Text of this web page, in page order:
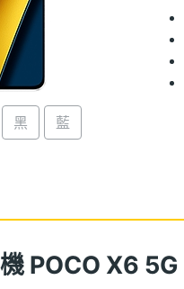
黑 藍
POCO X6 5G